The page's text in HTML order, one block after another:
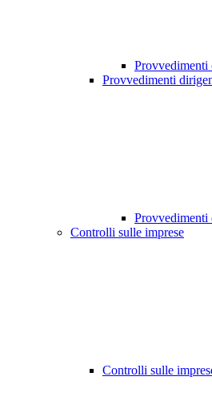
Provvedimenti
Provvedimenti
Controlli sulle imprese
Controlli sulle